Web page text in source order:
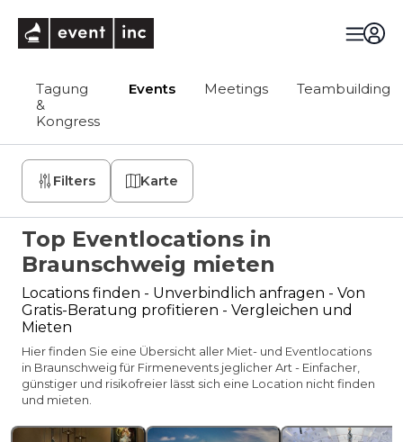
Tagung
&
Kongress
Events Meetings Teambuilding
Filters Karte
Top Eventlocations in
Braunschweig mieten
Locations finden - Unverbindlich anfragen - Von
Gratis-Beratung profitieren - Vergleichen und
Mieten
Hier finden Sie eine Übersicht aller Miet- und Eventlocations
in Braunschweig für Firmenevents jeglicher Art - Einfacher,
günstiger und risikofreier lässt sich eine Location nicht finden
und mieten.